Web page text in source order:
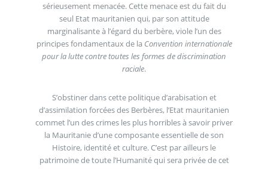
sérieusement menacée. Cette menace est du fait du
seul Etat mauritanien qui, par son attitude
marginalisante à l’égard du berbère, viole l’un des
principes fondamentaux de la Convention internationale
pour la lutte contre toutes les formes de discrimination
raciale.
S’obstiner dans cette politique d’arabisation et
d’assimilation forcées des Berbères, l’Etat mauritanien
commet l’un des crimes les plus horribles à savoir priver
la Mauritanie d’une composante essentielle de son
Histoire, identité et culture. C’est par ailleurs le
patrimoine de toute l’Humanité qui sera privée de cet